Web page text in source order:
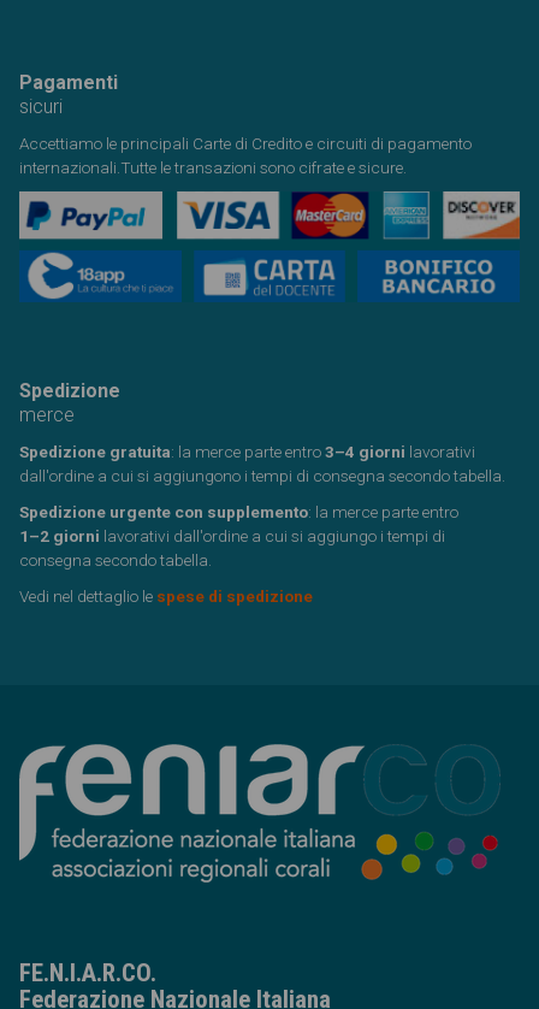
Pagamenti
sicuri
Accettiamo le principali Carte di Credito e circuiti di pagamento
internazionali.Tutte le transazioni sono cifrate e sicure.
Spedizione
merce
Spedizione gratuita: la merce parte entro3–4 giorni lavorativi
dall'ordine a cui si aggiungono i tempi di consegna secondo tabella.
Spedizione urgente con supplemento: la merce parte entro
1–2 giorni lavorativi dall'ordine a cui si aggiungo i tempi di
consegna secondo tabella.
Vedi nel dettaglio le spese di spedizione
FE.N.I.A.R.CO.
Federazione Nazionale Italiana